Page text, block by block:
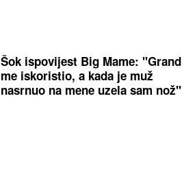
Šok ispovijest Big Mame: "Grand
me iskoristio, a kada je muž
nasrnuo na mene uzela sam nož"